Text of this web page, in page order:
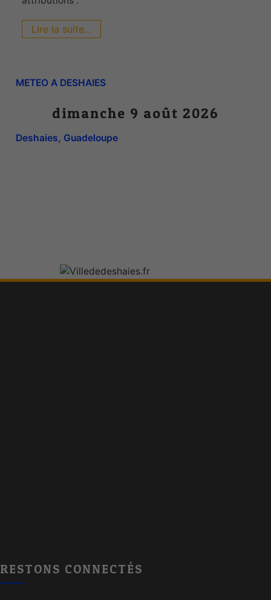
Lire la suite...
METEO A DESHAIES
dimanche 9 août 2026
Deshaies, Guadeloupe
RESTONS CONNECTÉS